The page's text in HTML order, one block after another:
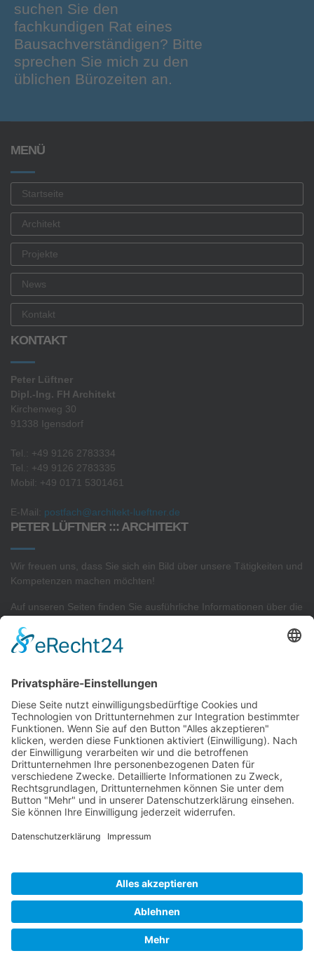
suchen Sie den
fachkundigen Rat eines
Bausachverständigen? Bitte
sprechen Sie mich zu den
üblichen Bürozeiten an.
MENÜ
Startseite
Architekt
Projekte
News
Kontakt
KONTAKT
Peter Lüftner
Dipl.-Ing. FH Architekt
Kirchenweg 30
91338 Igensdorf
Tel.: +49 9126 2783334
Tel.: +49 9126 2783335
Mobil: +49 0171 5301461
E-Mail: postfach@architekt-lueftner.de
PETER LÜFTNER ::: ARCHITEKT
Wir freuen uns, dass Sie sich ein Bild über unsere Tätigkeiten und
Kompetenzen machen möchten!
Auf unseren Seiten finden Sie ausführliche Informationen über die
unsererSachverständigen- und Gutachtertätigkeit.
AKTUELLSTE PROJEKTE
Neubau von 2 Reihenhäusern
Neubau von 9 Reihenhäusern
Konzeptplanung eines Gewerbekomplexes
Neubau einer Betriebs- und Lagerhalle
Neubau einer Wohnanlage
Neubau einer Wohnanlage
© Peter Lüftner ::: Architekt © 2020 All rights reserved. |
ProgrammierungWEB-4 STUDIO
Impressum Datenschutz